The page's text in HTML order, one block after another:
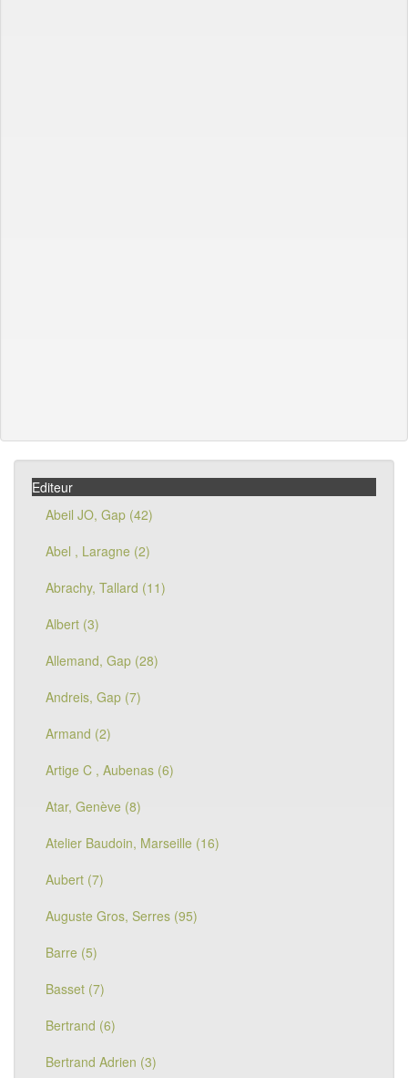
Editeur
Abeil JO, Gap (42)
Abel , Laragne (2)
Abrachy, Tallard (11)
Albert (3)
Allemand, Gap (28)
Andreis, Gap (7)
Armand (2)
Artige C , Aubenas (6)
Atar, Genève (8)
Atelier Baudoin, Marseille (16)
Aubert (7)
Auguste Gros, Serres (95)
Barre (5)
Basset (7)
Bertrand (6)
Bertrand Adrien (3)